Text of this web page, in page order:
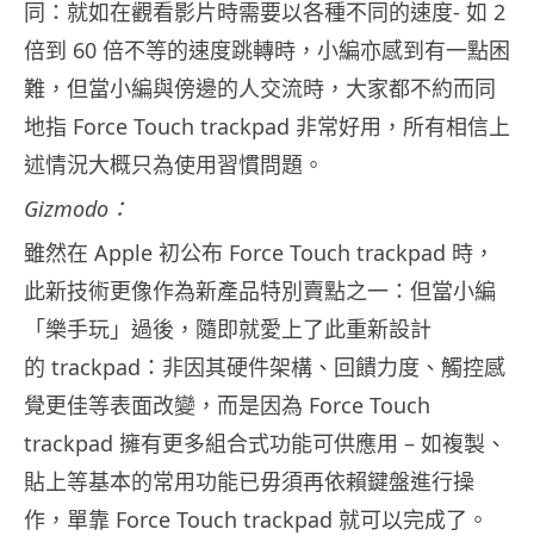
同：就如在觀看影片時需要以各種不同的速度- 如 2
倍到 60 倍不等的速度跳轉時，小編亦感到有一點困
難，但當小編與傍邊的人交流時，大家都不約而同
地指 Force Touch trackpad 非常好用，所有相信上
述情況大概只為使用習慣問題。
Gizmodo：
雖然在 Apple 初公布 Force Touch trackpad 時，
此新技術更像作為新產品特別賣點之一：但當小編
「樂手玩」過後，隨即就愛上了此重新設計
的 trackpad：非因其硬件架構、回饋力度、觸控感
覺更佳等表面改變，而是因為 Force Touch
trackpad 擁有更多組合式功能可供應用 – 如複製、
貼上等基本的常用功能已毋須再依賴鍵盤進行操
作，單靠 Force Touch trackpad 就可以完成了。